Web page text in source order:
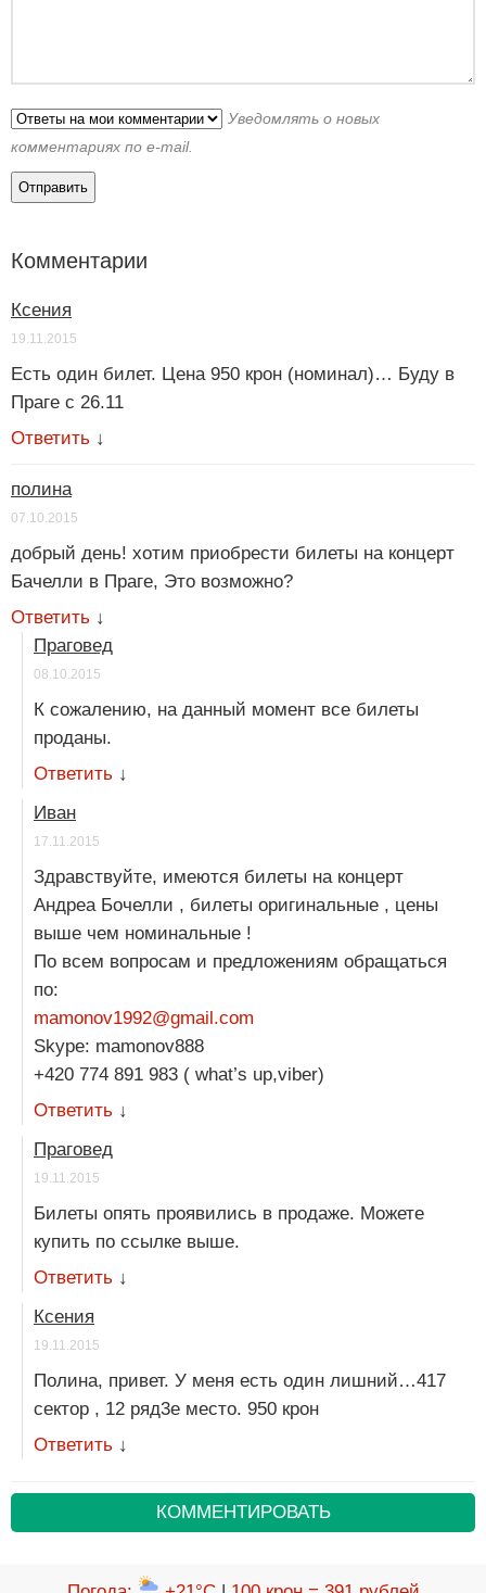
Уведомлять о новых
комментариях по e-mail.
Комментарии
Ксения
19.11.2015
Есть один билет. Цена 950 крон (номинал)… Буду в
Праге с 26.11
Ответить ↓
полина
07.10.2015
добрый день! хотим приобрести билеты на концерт
Бачелли в Праге, Это возможно?
Ответить ↓
Праговед
08.10.2015
К сожалению, на данный момент все билеты
проданы.
Ответить ↓
Иван
17.11.2015
Здравствуйте, имеются билеты на концерт
Андреа Бочелли , билеты оригинальные , цены
выше чем номинальные !
По всем вопросам и предложениям обращаться
по:
mamonov1992@gmail.com
Skype: mamonov888
+420 774 891 983 ( what’s up,viber)
Ответить ↓
Праговед
19.11.2015
Билеты опять проявились в продаже. Можете
купить по ссылке выше.
Ответить ↓
Ксения
19.11.2015
Полина, привет. У меня есть один лишний…417
сектор , 12 ряд3е место. 950 крон
Ответить ↓
КОММЕНТИРОВАТЬ